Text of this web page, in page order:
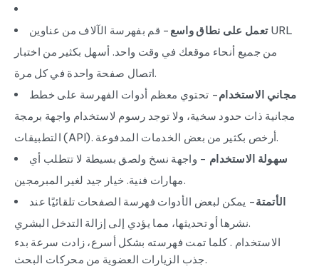
تعمل على نطاق واسع - قم بفهرسة الآلاف من عناوين URL
من جميع أنحاء موقعك في وقت واحد. أسهل بكثير من اختبار
اتصال صفحة واحدة في كل مرة.
مجاني الاستخدام- تحتوي معظم أدوات الفهرسة على خطط
مجانية ذات حدود سخية، ولا توجد رسوم لاستخدام واجهة برمجة
التطبيقات (API). أرخص بكثير من بعض الخدمات المدفوعة.
سهولة الاستخدام - واجهة نسخ ولصق بسيطة لا تتطلب أي
مهارات فنية. خيار جيد لغير المبرمجين.
الأتمتة- يمكن لبعض الأدوات فهرسة الصفحات تلقائيًا عند
نشرها أو تحديثها، مما يؤدي إلى إزالة التدخل البشري.
الاستخدام . كلما تمت فهرسته بشكل أسرع، زادت سرعة بدء
جذب الزيارات العضوية من محركات البحث.